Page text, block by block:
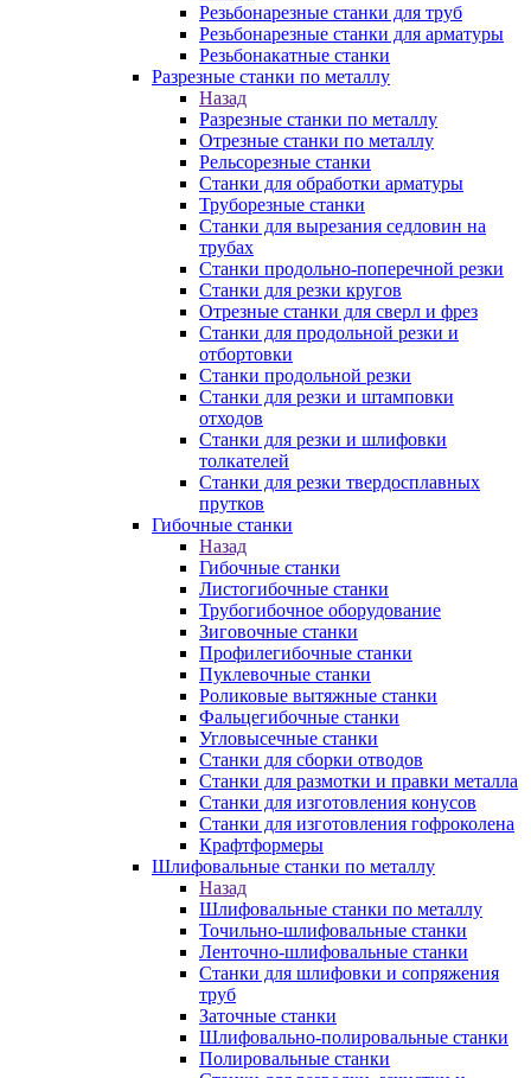
Резьбонарезные станки для труб
Резьбонарезные станки для арматуры
Резьбонакатные станки
Разрезные станки по металлу
Назад
Разрезные станки по металлу
Отрезные станки по металлу
Рельсорезные станки
Станки для обработки арматуры
Труборезные станки
Станки для вырезания седловин на
трубаx
Станки продольно-поперечной резки
Станки для резки кругов
Отрезные станки для сверл и фрез
Станки для продольной резки и
отбортовки
Станки продольной резки
Станки для резки и штамповки
отходов
Станки для резки и шлифовки
толкателей
Станки для резки твердосплавных
прутков
Гибочные станки
Назад
Гибочные станки
Листогибочные станки
Трубогибочное оборудование
Зиговочные станки
Профилегибочные станки
Пуклевочные станки
Роликовые вытяжные станки
Фальцегибочные станки
Угловысечные станки
Станки для сборки отводов
Станки для размотки и правки металла
Станки для изготовления конусов
Станки для изготовления гофроколена
Крафтформеры
Шлифовальные станки по металлу
Назад
Шлифовальные станки по металлу
Точильно-шлифовальные станки
Ленточно-шлифовальные станки
Станки для шлифовки и сопряжения
труб
Заточные станки
Шлифовально-полировальные станки
Полировальные станки